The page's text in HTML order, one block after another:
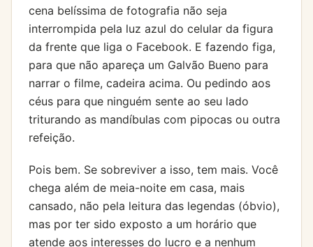
cena belíssima de fotografia não seja
interrompida pela luz azul do celular da figura
da frente que liga o Facebook. E fazendo figa,
para que não apareça um Galvão Bueno para
narrar o filme, cadeira acima. Ou pedindo aos
céus para que ninguém sente ao seu lado
triturando as mandíbulas com pipocas ou outra
refeição.
Pois bem. Se sobreviver a isso, tem mais. Você
chega além de meia-noite em casa, mais
cansado, não pela leitura das legendas (óbvio),
mas por ter sido exposto a um horário que
atende aos interesses do lucro e a nenhum